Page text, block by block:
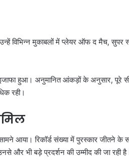
विभिन्न मुकाबलों में प्लेयर ऑफ द मैच, सुपर
इजाफा हुआ। अनुमानित आंकड़ों के अनुसार, पूरे
रही।
आया। रिकॉर्ड संख्या में पुरस्कार जीतने के
और भी बड़े प्रदर्शन की उम्मीद की जा रही